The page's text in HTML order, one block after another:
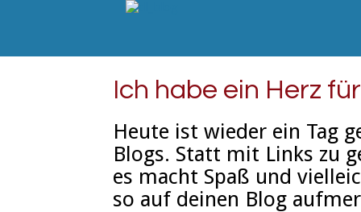
Ich habe ein Herz
Heute ist wieder ein Tag
Blogs. Statt mit Links zu
es macht Spaß und
so auf deinen Blog